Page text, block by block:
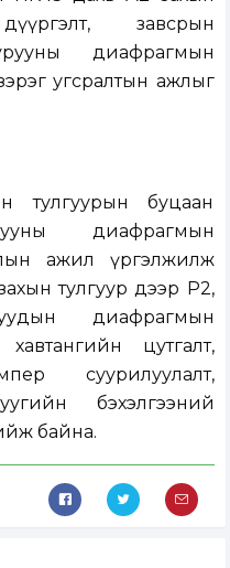
завсрын
диафрагмын
угсралтын ажлыг
тулгуурын буцаан
диафрагмын
ажил үргэлжилж
тулгуур дээр Р2,
диафрагмын
хавтангийн цутгалт,
суурилуулалт,
бэхэлгээний
байна.